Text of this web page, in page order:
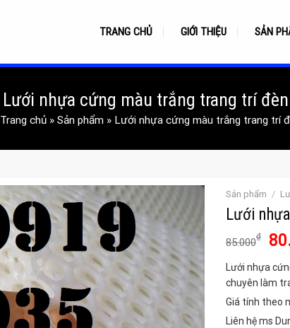
TRANG CHỦ GIỚI THIỆU SẢN
Lưới nhựa cứng màu trắng trang trí
Trang chủ » Sản phẩm » Lưới nhựa cứng màu trắng trang trí
Sản phẩm /
Lưới
85.000₫
là:
Lưới nhựa
chuyên làm
Giá tính theo
Liên hệ ms